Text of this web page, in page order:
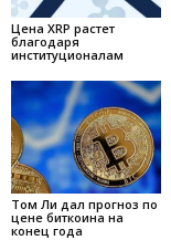
Цена XRP растет
благодаря
институционалам
Том Ли дал прогноз по
цене биткоина на
конец года